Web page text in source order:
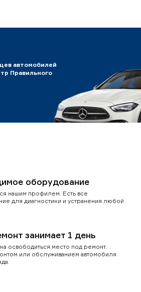
автомобилей
Правильного
оборудование
нашим профилем. Есть все
для диагностики и устранения любой
занимает 1 день
освободиться место под ремонт.
или обслуживанием автомобиля